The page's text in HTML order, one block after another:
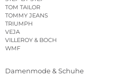
TOM TAILOR
TOMMY JEANS
TRIUMPH
VEJA
VILLEROY & BOCH
WMF
Damenmode & Schuhe